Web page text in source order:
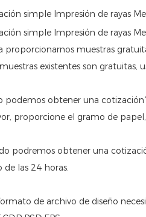
proporcionarnos muestras
muestras existentes son
podemos obtener una
proporcione el gramo de
podremos obtener una
de las 24 horas.
de archivo de diseño